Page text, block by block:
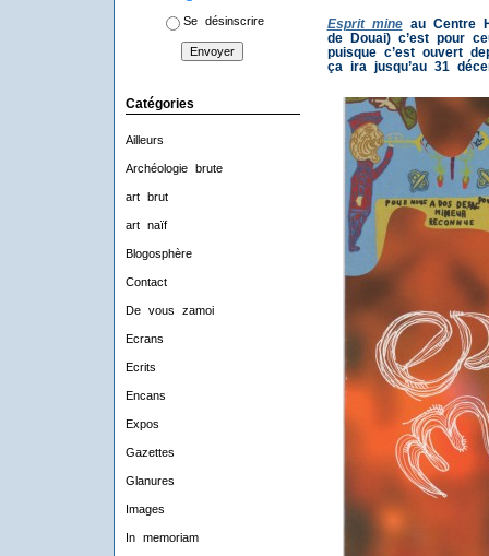
Se désinscrire
Catégories
Ailleurs
Archéologie brute
art brut
art naïf
Blogosphère
Contact
De vous zamoi
Ecrans
Ecrits
Encans
Expos
Gazettes
Glanures
Images
In memoriam
Esprit mineau Centre
de Douai) c’est pour
puisque c’est ouvert
ça ira jusqu’au 31